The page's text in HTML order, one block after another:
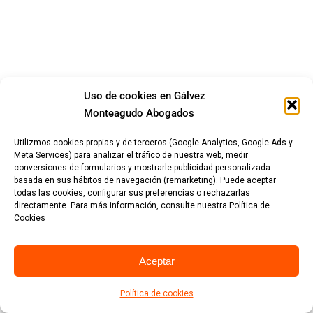
Uso de cookies en Gálvez
Monteagudo Abogados
Utilizmos cookies propias y de terceros (Google Analytics, Google Ads y
Meta Services) para analizar el tráfico de nuestra web, medir
conversiones de formularios y mostrarle publicidad personalizada
basada en sus hábitos de navegación (remarketing). Puede aceptar
todas las cookies, configurar sus preferencias o rechazarlas
directamente. Para más información, consulte nuestra Política de
Cookies
Aceptar
Política de cookies